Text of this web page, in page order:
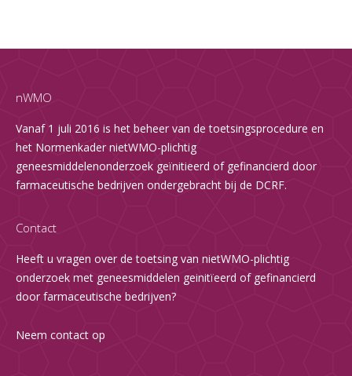
nWMO
Vanaf 1 juli 2016 is het beheer van de toetsingsprocedure en
het Normenkader nietWMO-plichtig
geneesmiddelenonderzoek geïnitieerd of gefinancierd door
farmaceutische bedrijven ondergebracht bij de DCRF.
Contact
Heeft u vragen over de toetsing van nietWMO-plichtig
onderzoek met geneesmiddelen geinitïeerd of gefinancierd
door farmaceutische bedrijven?
Neem contact op